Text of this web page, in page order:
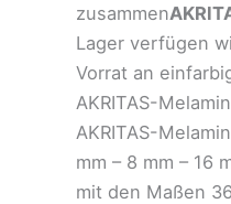
zusammen
Lager verfügen
Vorrat an
AKRITAS-
AKRITAS-
mm – 8 mm – 16
mit den Maßen